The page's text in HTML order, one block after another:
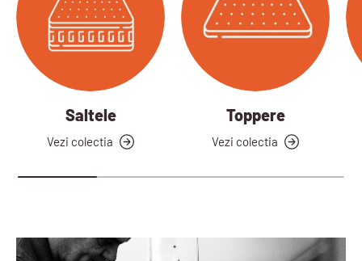
Saltele
Vezi colectia
Toppere
Vezi colectia